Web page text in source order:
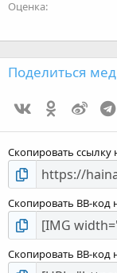
Оценка
Поделиться
Vk
Ok
Скопировать ссылку
Скопировать BB-код
Скопировать BB-